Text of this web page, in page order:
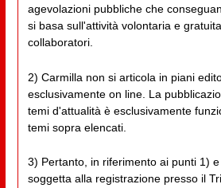
agevolazioni pubbliche che
si basa sull'attività volontaria e
collaboratori.
2) Carmilla non si articola in piani
esclusivamente on line. La
temi d'attualità è esclusivamente
temi sopra elencati.
3) Pertanto, in riferimento ai punti 1)
soggetta alla registrazione presso il